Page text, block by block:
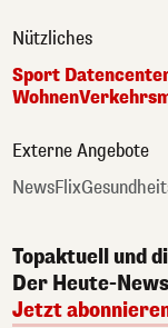
Nützliches
Sport
Wohnen
Externe Angebote
NewsFlix
Topaktuell und
Der Heute-
Jetzt